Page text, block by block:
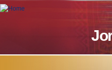
Skip to main content